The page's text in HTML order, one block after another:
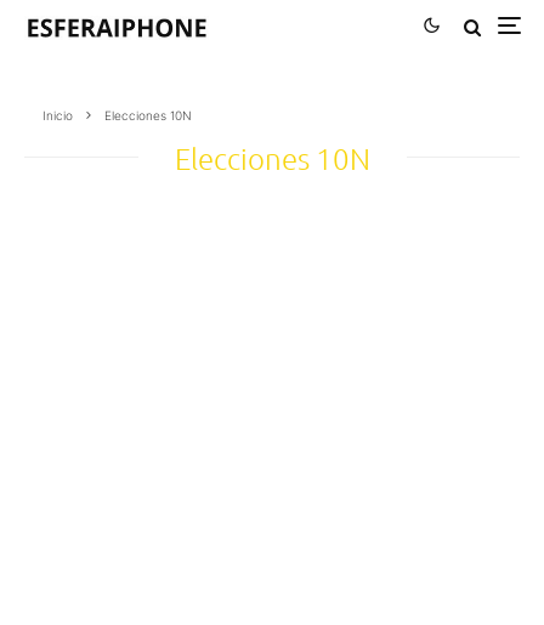
Inicio Elecciones 10N
Elecciones 10N